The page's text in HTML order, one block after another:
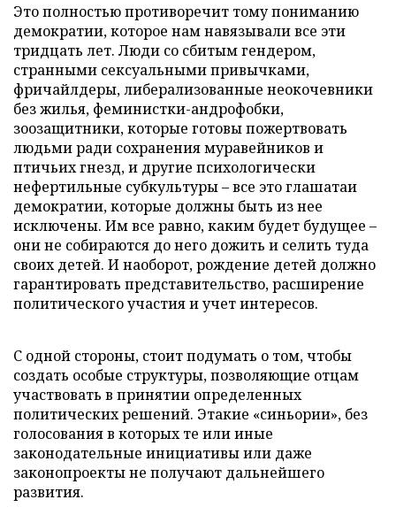
Это полностью противоречит тому пониманию
демократии, которое нам навязывали все эти
тридцать лет. Люди со сбитым гендером,
странными сексуальными привычками,
фричайлдеры, либерализованные неокочевники
без жилья, феминистки-андрофобки,
зоозащитники, которые готовы пожертвовать
людьми ради сохранения муравейников и
птичьих гнезд, и другие психологически
нефертильные субкультуры – все это глашатаи
демократии, которые должны быть из нее
исключены. Им все равно, каким будет будущее –
они не собираются до него дожить и селить туда
своих детей. И наоборот, рождение детей должно
гарантировать представительство, расширение
политического участия и учет интересов.
С одной стороны, стоит подумать о том, чтобы
создать особые структуры, позволяющие отцам
участвовать в принятии определенных
политических решений. Этакие «синьории», без
голосования в которых те или иные
законодательные инициативы или даже
законопроекты не получают дальнейшего
развития.